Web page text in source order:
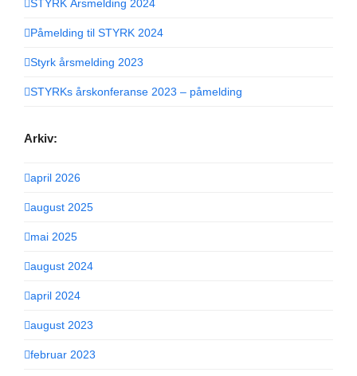
STYRK Årsmelding 2024
Påmelding til STYRK 2024
Styrk årsmelding 2023
STYRKs årskonferanse 2023 – påmelding
Arkiv:
april 2026
august 2025
mai 2025
august 2024
april 2024
august 2023
februar 2023